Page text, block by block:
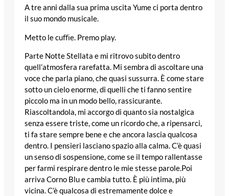
A tre anni dalla sua prima uscita Yume ci porta dentro
il suo mondo musicale.
Metto le cuﬃe. Premo play.
Parte Notte Stellata e mi ritrovo subito dentro
quell’atmosfera rarefatta. Mi sembra di ascoltare una
voce che parla piano, che quasi sussurra. È come stare
sotto un cielo enorme, di quelli che ti fanno sentire
piccolo ma in un modo bello, rassicurante.
Riascoltandola, mi accorgo di quanto sia nostalgica
senza essere triste, come un ricordo che, a ripensarci,
ti fa stare sempre bene e che ancora lascia qualcosa
dentro. I pensieri lasciano spazio alla calma. C’è quasi
un senso di sospensione, come se il tempo rallentasse
per farmi respirare dentro le mie stesse parole.Poi
arriva Corno Blu e cambia tutto. È più intima, più
vicina. C’è qualcosa di estremamente dolce e